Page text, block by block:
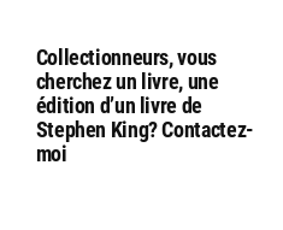
Collectionneurs, vous
cherchez un livre, une
édition d’un livre de
Stephen King? Contactez-
moi